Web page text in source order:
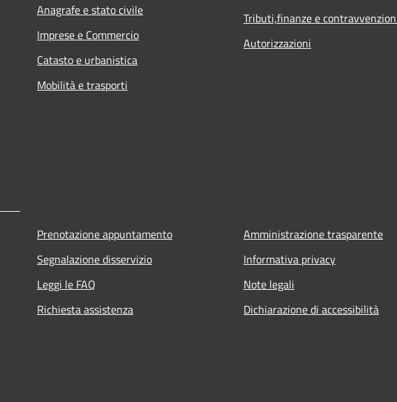
Anagrafe e stato civile
Imprese e Commercio
Catasto e urbanistica
Mobilità e trasporti
Tributi,finanze e
Autorizzazioni
Prenotazione appuntamento
Segnalazione disservizio
Leggi le FAQ
Richiesta assistenza
Amministrazione trasparente
Informativa privacy
Note legali
Dichiarazione di accessibilità